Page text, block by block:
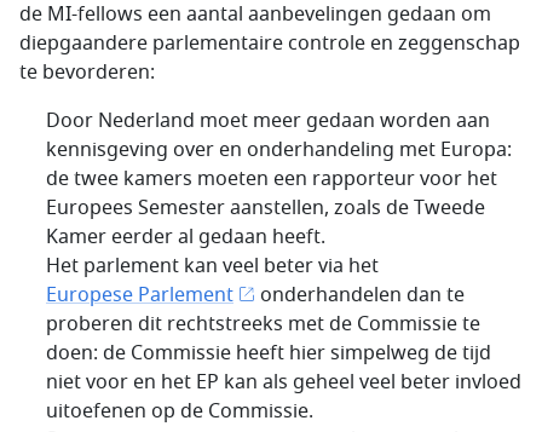
de MI-fellows een aantal aanbevelingen gedaan om
diepgaandere parlementaire controle en zeggenschap
te bevorderen:
Door Nederland moet meer gedaan worden aan
kennisgeving over en onderhandeling met Europa:
de twee kamers moeten een rapporteur voor het
Europees Semester aanstellen, zoals de Tweede
Kamer eerder al gedaan heeft.
Het parlement kan veel beter via het
Europese Parlement
onderhandelen dan te
proberen dit rechtstreeks met de Commissie te
doen: de Commissie heeft hier simpelweg de tijd
niet voor en het EP kan als geheel veel beter invloed
uitoefenen op de Commissie.